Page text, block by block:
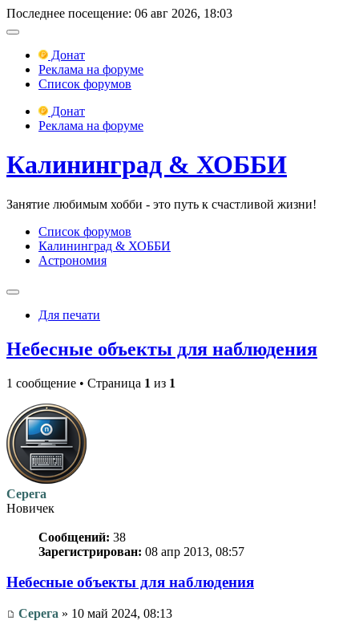
Последнее посещение: 06 авг 2026, 18:03
Донат
Реклама на форуме
Список форумов
Донат
Реклама на форуме
Калининград & ХОББИ
Занятие любимым хобби - это путь к счастливой жизни!
Список форумов
Калининград & ХОББИ
Астрономия
Для печати
Небесные объекты для наблюдения
1 сообщение • Страница 1 из 1
Серега
Новичек
Сообщений: 38
Зарегистрирован: 08 апр 2013, 08:57
Небесные объекты для наблюдения
Серега » 10 май 2024, 08:13